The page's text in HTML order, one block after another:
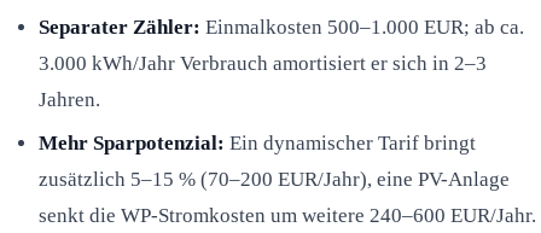
Separater Zähler: Einmalkosten 500–1.000 EUR; ab ca.
3.000 kWh/Jahr Verbrauch amortisiert er sich in 2–3
Jahren.
Mehr Sparpotenzial: Ein dynamischer Tarif bringt
zusätzlich 5–15 % (70–200 EUR/Jahr), eine PV-Anlage
senkt die WP-Stromkosten um weitere 240–600 EUR/Jahr.